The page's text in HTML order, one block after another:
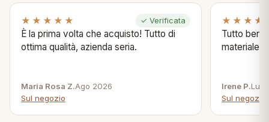
★★★★★ ✓ Verificata
È la prima volta che acquisto! Tutto di
ottima qualità, azienda seria.
Maria Rosa Z.Ago 2026
Sul negozio
Tutto bene
materiale .
Irene P.Lug
Sul negozio